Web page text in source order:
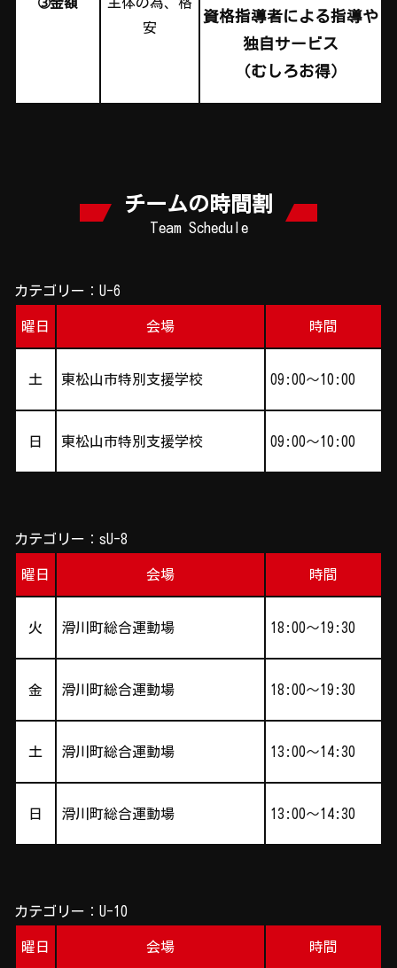
安
資格指導者による指導や
独自サービス
（むしろお得）
チームの時間割
Team Schedule
カテゴリー：U-6
曜日 会場 時間
土 東松山市特別支援学校 09:00～10:00
日 東松山市特別支援学校 09:00～10:00
カテゴリー：sU-8
曜日 会場 時間
火 滑川町総合運動場 18:00～19:30
金 滑川町総合運動場 18:00～19:30
土 滑川町総合運動場 13:00～14:30
日 滑川町総合運動場 13:00～14:30
カテゴリー：U-10
曜日 会場 時間